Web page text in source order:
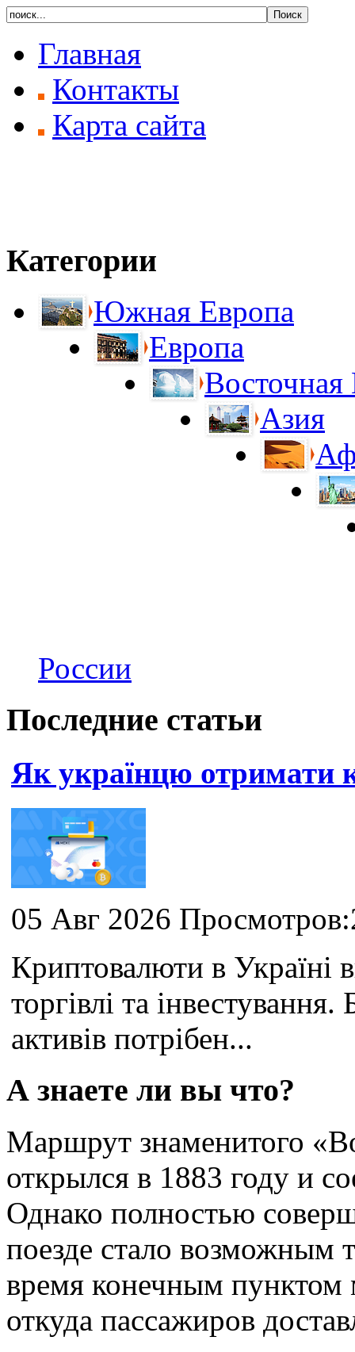
Главная
Контакты
Карта сайта
Категории
Южная Европа
Европа
Восточная
Азия
России
Последние статьи
Як українцю отримати
05 Авг 2026
Криптовалюти в Україні
торгівлі та
активів потрібен...
А знаете ли вы что?
Маршрут знаменитого
открылся в 1883 году и
Однако полностью
поезде стало возможным
время конечным пунктом
откуда пассажиров